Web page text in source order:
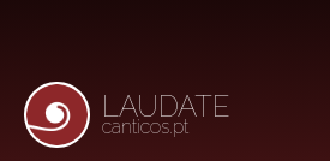
LAUDATE
canticos.pt